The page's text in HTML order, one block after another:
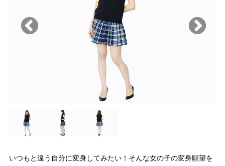
いつもと違う自分に変身してみたい！そんな女の子の変身願望を